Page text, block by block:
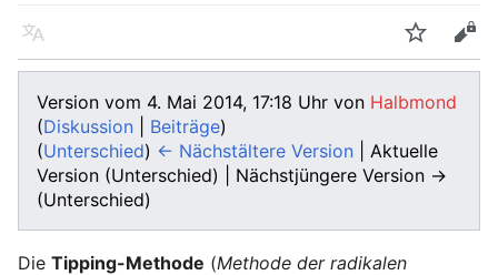
Sprache Beobachten Bearbeiten
Version vom 4. Mai 2014, 17:18 Uhr von Halbmond
(Diskussion Beiträge)
(Unterschied) ← Nächstältere Version | Aktuelle
Version (Unterschied) | Nächstjüngere Version →
(Unterschied)
Die Tipping-Methode (Methode der radikalen